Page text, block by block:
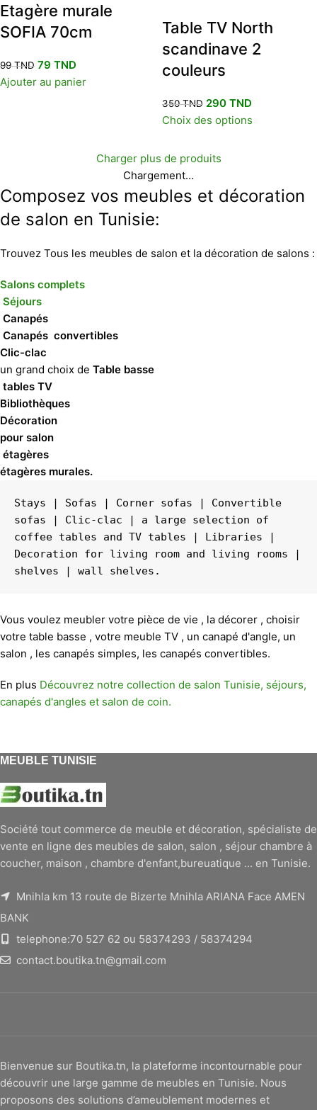
Etagère murale
SOFIA 70cm
99TND 79 TND
Ajouter au panier
Table TV North
scandinave 2
couleurs
350TND 290 TND
Choix des options
Charger plus de produits
Chargement…
Composez vos meubles et décoration
de salon en Tunisie:
Trouvez Tous les meubles de salon et la décoration de salons :
Salons complets
Séjours
Canapés
Canapés convertibles
Clic-clac
un grand choix de Table basse
tables TV
Bibliothèques
Décoration
pour salon
étagères
étagères murales.
Stays | Sofas | Corner sofas | Convertible
sofas | Clic-clac | a large selection of
coffee tables and TV tables | Libraries |
Decoration for living room and living rooms |
shelves | wall shelves.
Vous voulez meubler votre pièce de vie , la décorer , choisir
votre table basse , votre meuble TV , un canapé d'angle, un
salon , les canapés simples, les canapés convertibles.
En plus Découvrez notre collection de salon Tunisie, séjours,
canapés d'angles et salon de coin.
MEUBLE TUNISIE
Société tout commerce de meuble et décoration, spécialiste de
vente en ligne des meubles de salon, salon , séjour chambre à
coucher, maison , chambre d'enfant,bureuatique ... en Tunisie.
Mnihla km 13 route de Bizerte Mnihla ARIANA Face AMEN
BANK
telephone:70 527 62 ou 58374293 / 58374294
contact.boutika.tn@gmail.com
Bienvenue sur Boutika.tn, la plateforme incontournable pour
découvrir une large gamme de meubles en Tunisie. Nous
proposons des solutions d’ameublement modernes et